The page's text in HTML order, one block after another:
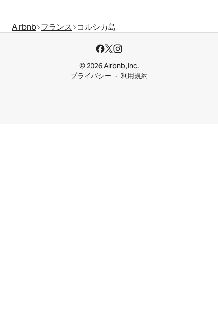
Airbnb フランス コルシカ島
© 2026 Airbnb, Inc.
プライバシー
利用規約